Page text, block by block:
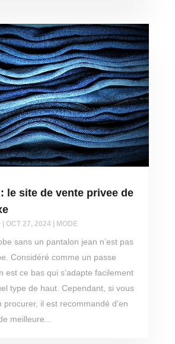
le site de vente privee de
OCT 27, 2024| MODE
sans un pantalon jean n’est pas
Considéré comme un passe
est ce bas qui s’adapte facilement
type de haut. Cependant, si vous
procurer, il est recommandé d’en
meilleure...